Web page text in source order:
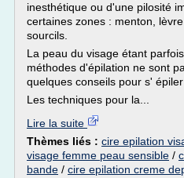
inesthétique ou d'une pilosité
certaines zones : menton,
sourcils.
La peau du visage étant
méthodes d'épilation ne sont
quelques conseils pour s' épiler
Les techniques pour la...
Lire la suite
Thèmes liés : cire epilation
visage femme peau sensible /
bande / cire epilation creme